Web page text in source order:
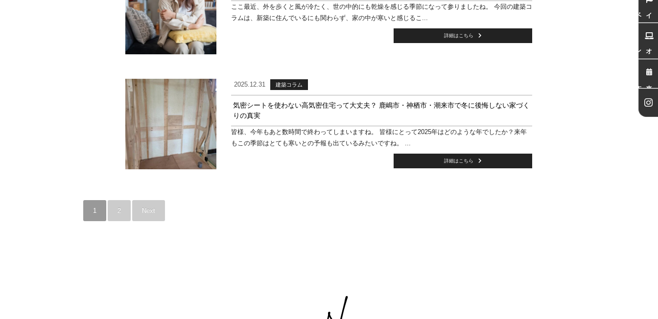
ここ最近、外を歩くと風が冷たく、世の中的にも乾燥を感じる季節になって参りましたね。 今回の建築コ
ラムは、新築に住んでいるにも関わらず、家の中が寒いと感じるこ...
詳細はこちら
2025.12.31 建築コラム
気密シートを使わない高気密住宅って大丈夫？ 鹿嶋市・神栖市・潮来市で冬に後悔しない家づく
りの真実
皆様、今年もあと数時間で終わってしまいますね。 皆様にとって2025年はどのような年でしたか？来年
もこの季節はとても寒いとの予報も出ているみたいですね。 ...
詳細はこちら
1 2 Next